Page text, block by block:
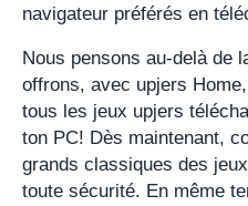
navigateur préférés en
Nous pensons au-delà de
offrons, avec upjers
tous les jeux upjers
ton PC! Dès maintenant,
grands classiques des
toute sécurité. En même